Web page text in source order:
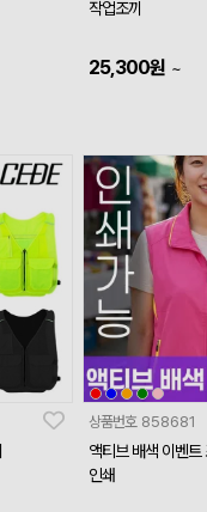
작업조끼
25,300원 ~
상품번호 858681
액티브 배색 이벤
인쇄